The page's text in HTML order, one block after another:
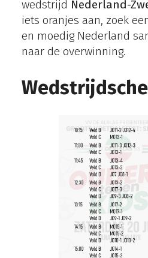
wedstrijd Nederland-
iets oranjes aan, zoek
en moedig Nederland
naar de overwinning.